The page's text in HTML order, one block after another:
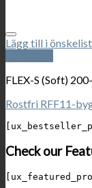
Lägg till i
FLEX-S (Soft)
Rostfri RFF11-
Check our